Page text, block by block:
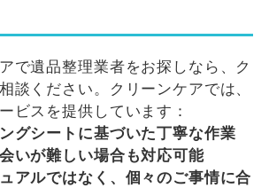
で遺品整理業者をお探しなら、ク
談ください。クリーンケアでは、
ビスを提供しています：
グシートに基づいた丁寧な作業
いが難しい場合も対応可能
アルではなく、個々のご事情に合